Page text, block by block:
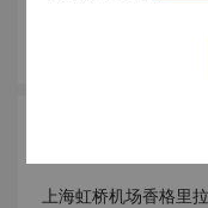
上海虹桥机场香格里